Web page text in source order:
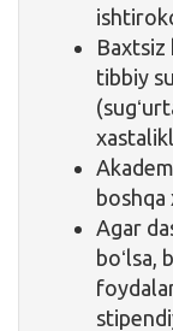
Baxtsiz
tibbiy
boshqa
Agar
boʻlsa,